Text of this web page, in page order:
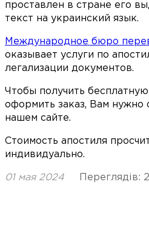
проставлен в стране его
текст на украинский язык.
Международное бюро
оказывает услуги по
легализации документов.
Чтобы получить
оформить заказ, Вам нужно
нашем сайте.
Стоимость апостиля
индивидуально.
01 мая 2024 Переглядів: